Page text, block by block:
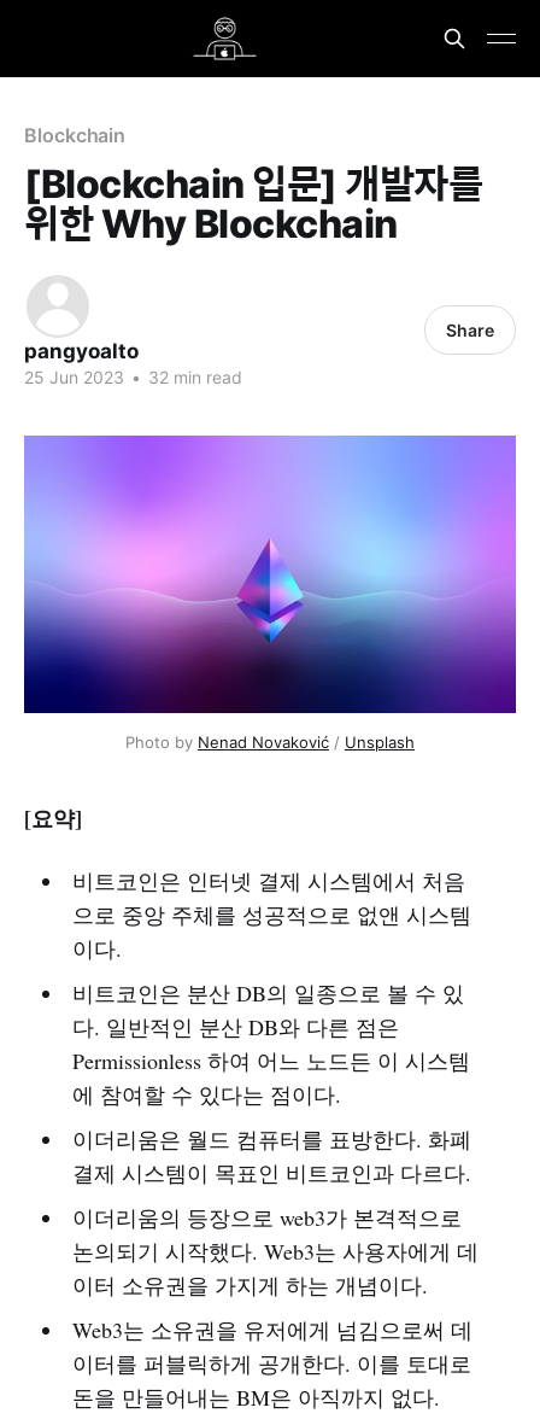
Blockchain
[Blockchain 입문] 개발자를
위한 Why Blockchain
pangyoalto
25 Jun 2023 • 32 min read
Share
Photo by Nenad Novaković / Unsplash
[요약]
비트코인은 인터넷 결제 시스템에서 처음
으로 중앙 주체를 성공적으로 없앤 시스템
이다.
비트코인은 분산 DB의 일종으로 볼 수 있
다. 일반적인 분산 DB와 다른 점은
Permissionless 하여 어느 노드든 이 시스템
에 참여할 수 있다는 점이다.
이더리움은 월드 컴퓨터를 표방한다. 화폐
결제 시스템이 목표인 비트코인과 다르다.
이더리움의 등장으로 web3가 본격적으로
논의되기 시작했다. Web3는 사용자에게 데
이터 소유권을 가지게 하는 개념이다.
Web3는 소유권을 유저에게 넘김으로써 데
이터를 퍼블릭하게 공개한다. 이를 토대로
돈을 만들어내는 BM은 아직까지 없다.